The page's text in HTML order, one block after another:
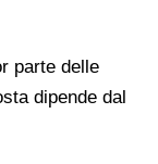
parte delle
dipende dal